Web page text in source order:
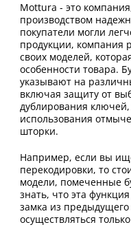
Mottura - это
производством
покупатели могли
продукции, компания
своих моделей,
особенности товара.
указывают на
включая защиту от
дублирования
использования
шторки.
Например, если вы
перекодировки, то
модели, помеченные
знать, что эта
замка из
осуществляться